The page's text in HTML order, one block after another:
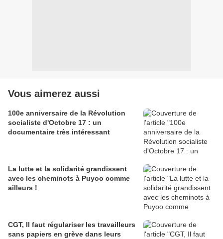
Vous aimerez aussi
100e anniversaire de la Révolution
socialiste d'Octobre 17 : un
documentaire très intéressant
La lutte et la solidarité grandissent
avec les cheminots à Puyoo comme
ailleurs !
CGT, Il faut régulariser les travailleurs
sans papiers en grève dans leurs